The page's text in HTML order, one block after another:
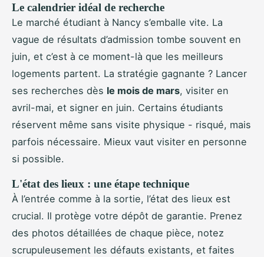
Le calendrier idéal de recherche
Le marché étudiant à Nancy s’emballe vite. La
vague de résultats d’admission tombe souvent en
juin, et c’est à ce moment-là que les meilleurs
logements partent. La stratégie gagnante ? Lancer
ses recherches dès le mois de mars, visiter en
avril-mai, et signer en juin. Certains étudiants
réservent même sans visite physique - risqué, mais
parfois nécessaire. Mieux vaut visiter en personne
si possible.
L'état des lieux : une étape technique
À l’entrée comme à la sortie, l’état des lieux est
crucial. Il protège votre dépôt de garantie. Prenez
des photos détaillées de chaque pièce, notez
scrupuleusement les défauts existants, et faites